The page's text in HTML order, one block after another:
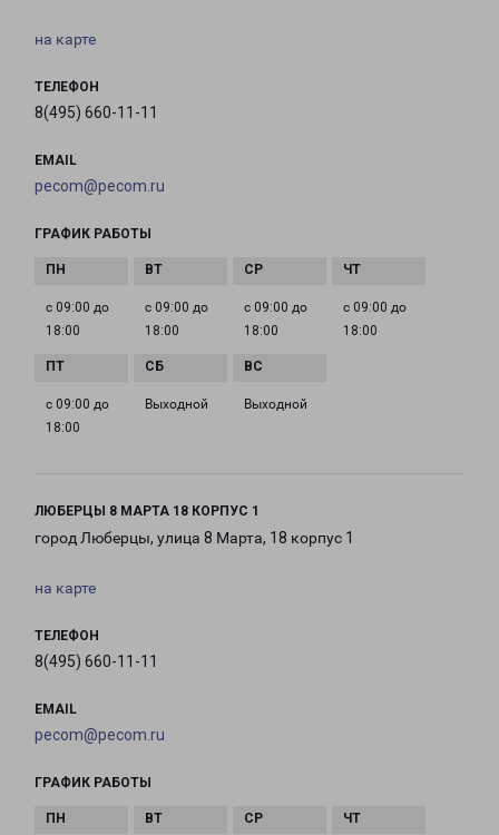
на карте
ТЕЛЕФОН
8(495) 660-11-11
EMAIL
pecom@pecom.ru
ГРАФИК РАБОТЫ
с 09:00 до
18:00
с 09:00 до
18:00
с 09:00 до
18:00
с 09:00 до
18:00
с 09:00 до
18:00
Выходной Выходной
ЛЮБЕРЦЫ 8 МАРТА 18 КОРПУС 1
город Люберцы, улица 8 Марта, 18 корпус 1
на карте
ТЕЛЕФОН
8(495) 660-11-11
EMAIL
pecom@pecom.ru
ГРАФИК РАБОТЫ